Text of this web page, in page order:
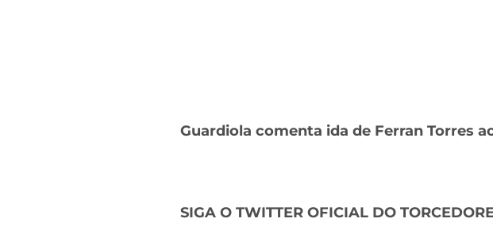
Guardiola comenta ida de Ferran Torres
SIGA O TWITTER OFICIAL DO